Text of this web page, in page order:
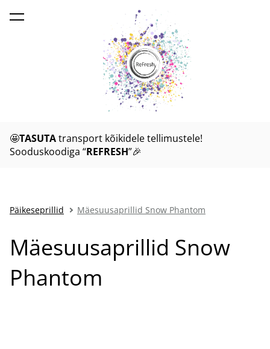
lisati ostukorvi. Vaata ostukorvi
🤩TASUTAtransport kõikidele tellimustele!
Sooduskoodiga “REFRESH”🎉
Päikeseprillid Mäesuusaprillid Snow Phantom
Mäesuusaprillid Snow
Phantom